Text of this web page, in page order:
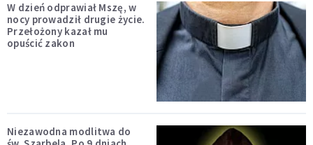
W dzień odprawiał Mszę, w
nocy prowadził drugie życie.
Przełożony kazał mu
opuścić zakon
Niezawodna modlitwa do